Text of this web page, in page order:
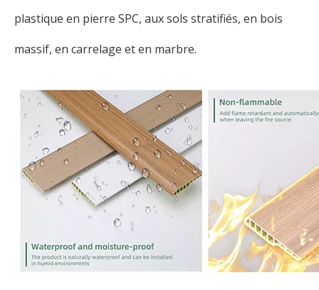
plastique en pierre SPC, aux sols stratifiés, en bois
massif, en carrelage et en marbre.